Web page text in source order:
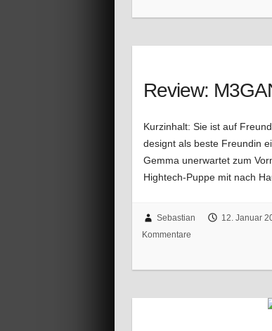
Review:
Kurzinhalt: Sie ist auf
designt als beste Freundin
Gemma unerwartet zum
Hightech-Puppe mit nach
Sebastian 12. Januar
Kommentare